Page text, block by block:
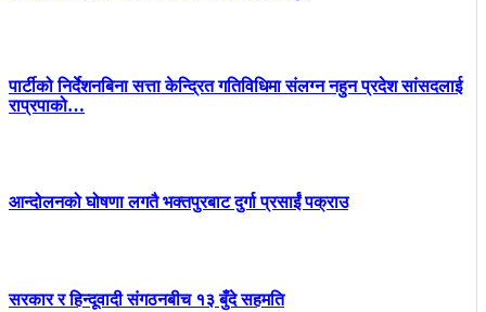
पार्टीको निर्देशनबिना सत्ता केन्द्रित गतिविधिमा संलग्न नहुन प्रदेश सांसदलाई
राप्रपाको…
आन्दोलनको घोषणा लगतै भक्तपुरबाट दुर्गा प्रसाईं पक्राउ
सरकार र हिन्दूवादी संगठनबीच १३ बुँदे सहमति